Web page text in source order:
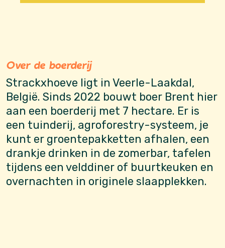
Over de boerderij
Strackxhoeve ligt in Veerle-Laakdal,
België. Sinds 2022 bouwt boer Brent hier
aan een boerderij met 7 hectare. Er is
een tuinderij, agroforestry-systeem, je
kunt er groentepakketten afhalen, een
drankje drinken in de zomerbar, tafelen
tijdens een velddiner of buurtkeuken en
overnachten in originele slaapplekken.